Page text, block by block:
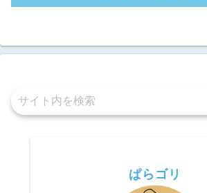
ぱらゴリ